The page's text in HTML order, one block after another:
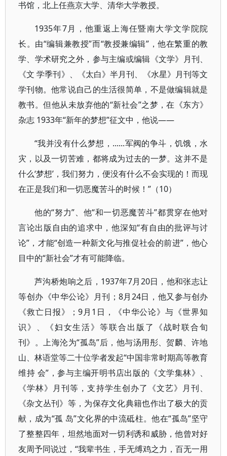
书馆，北上任燕京大学、清华大学教授。
1935年7月，他重返上海任暨南大学文学院院
长。由“编辑兼教授”而“教授兼编辑”，他在繁重的教
学、学术研究之外，参与主编或编辑《文学》月刊、
《文 学季刊》、《太白》半月刊、《水星》月刊等文
学刊物。他常说自己的生活很简单，不是做编辑就是
教书。但他从未放弃他的“新社会”之梦，在《东方》
杂志 1933年“新年的梦想”征文中，他说——
“我并没有什么梦想，......军阀的争斗，饥饿，水
灾，以及一切苦难，都将成为过去的一梦。这并不是
什么‘梦想’，我们努力，便没有什么不会实现的！而现
在正是我们和一切恶魔苦斗的时候！”（10）
他的“努力”、他“和一切恶魔苦斗”都贯穿在他对
言论出版自由的追求中，他深知“有自由的批评与讨
论”，才能“创造一种新文化与推促社会的前进”，他心
目中的“新社会”才有可能降临。
芦沟桥炮响之后，1937年7月20日，他和张志让
等创办《中华公论》月刊；8月24日，他又参与创办
《救亡日报》；9月1日，《中华公论》与《世界知
识》、《妇女生活》等联合出版了《战时联合旬
刊》。上海沦为“孤岛”后，他与汤用彤、贺麟、许地
山、林语堂等二十位学者发起“中国非常时期高等教育
维持 会”，参与主编开明书店出版的《文学集林》、
《学林》月刊等，支持学生创办了《文艺》月刊、
《杂文丛刊》等，为保存文化典籍也作出了极大的贡
献，成为“孤 岛”文化界的中流砥柱。他在“孤岛”坚守
了整整四年，坦然地面对一切利诱和威胁，他曾对好
友周予同说过，“我辈书生，手无缚鸡之力，百无一用